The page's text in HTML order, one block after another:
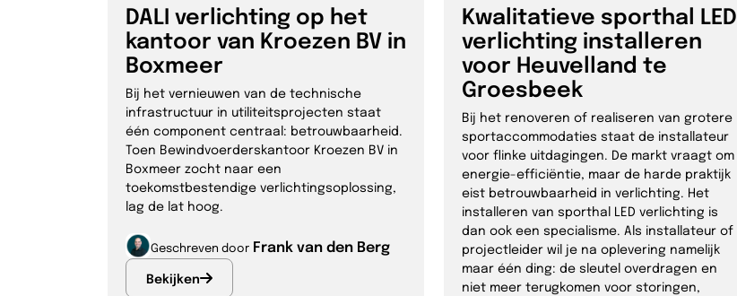
DALI verlichting op het
kantoor van Kroezen BV in
Boxmeer
Bij het vernieuwen van de technische
infrastructuur in utiliteitsprojecten staat
één component centraal: betrouwbaarheid.
Toen Bewindvoerderskantoor Kroezen BV in
Boxmeer zocht naar een
toekomstbestendige verlichtingsoplossing,
lag de lat hoog.
Geschreven door Frank van den Berg
Bekijken
Kwalitatieve sporthal LED
verlichting installeren
voor Heuvelland te
Groesbeek
Bij het renoveren of realiseren van grotere
sportaccommodaties staat de installateur
voor flinke uitdagingen. De markt vraagt om
energie-efficiëntie, maar de harde praktijk
eist betrouwbaarheid in verlichting. Het
installeren van sporthal LED verlichting is
dan ook een specialisme. Als installateur of
projectleider wil je na oplevering namelijk
maar één ding: de sleutel overdragen en
niet meer terugkomen voor storingen,